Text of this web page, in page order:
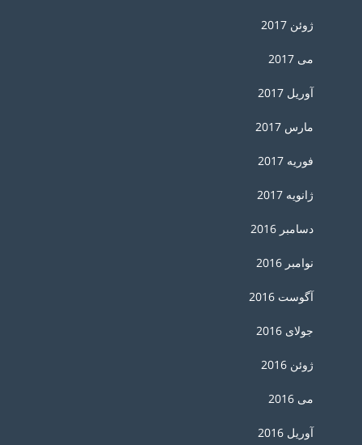
ژوئن 2017
می 2017
آوریل 2017
مارس 2017
فوریه 2017
ژانویه 2017
دسامبر 2016
نوامبر 2016
آگوست 2016
جولای 2016
ژوئن 2016
می 2016
آوریل 2016